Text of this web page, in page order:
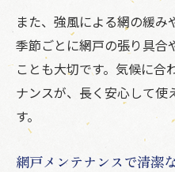
業者に頼む網戸修
ス
網戸修理方法別
また、強風による網の緩み
季節ごとに網戸の張り具合
ことも大切です。気候に合
ナンスが、長く安心して使
す。
網戸メンテナンスで清潔